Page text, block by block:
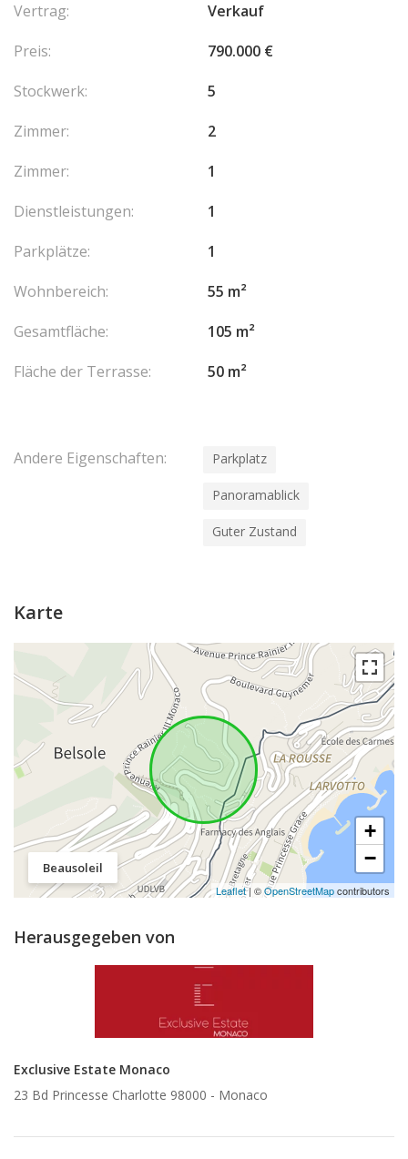
Une chambre.
Un toilette.
En collaboration avec : Caron Immobilier - CPI 5906 2018 000
Vertrag:
Verkauf
Preis:
790.000 €
Stockwerk:
5
Zimmer:
2
Zimmer:
1
Dienstleistungen:
1
Parkplätze:
1
Wohnbereich:
55 m²
Gesamtfläche:
105 m²
Fläche der Terrasse:
50 m²
Andere Eigenschaften: Parkplatz
Panoramablick
Guter Zustand
Karte
Beausoleil
+
−
Leaflet| ©OpenStreetMapcontributors
Herausgegeben von
Exclusive Estate Monaco
23 Bd Princesse Charlotte 98000 - Monaco